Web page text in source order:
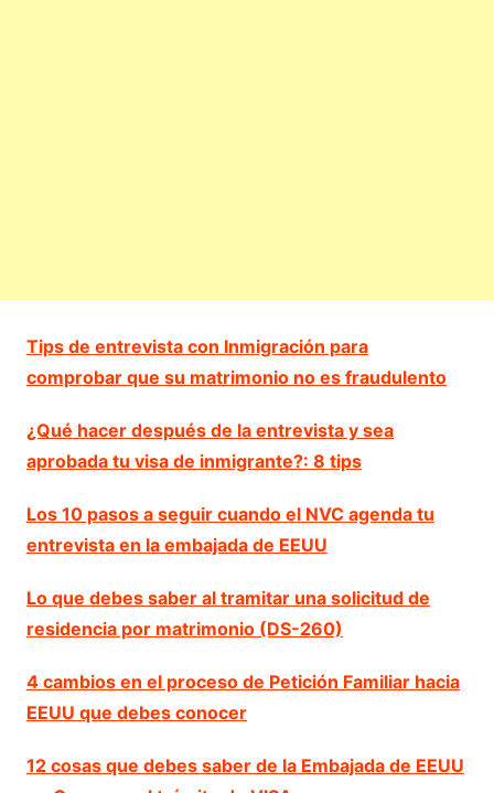
Tips de entrevista con Inmigración para
comprobar que su matrimonio no es fraudulento
¿Qué hacer después de la entrevista y sea
aprobada tu visa de inmigrante?: 8 tips
Los 10 pasos a seguir cuando el NVC agenda tu
entrevista en la embajada de EEUU
Lo que debes saber al tramitar una solicitud de
residencia por matrimonio (DS-260)
4 cambios en el proceso de Petición Familiar hacia
EEUU que debes conocer
12 cosas que debes saber de la Embajada de EEUU